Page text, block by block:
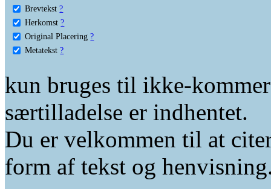
Brevtekst ?
Herkomst ?
Original Placering ?
Metatekst ?
kun bruges til ikke-
særtilladelse er indhentet.
Du er velkommen til at
form af tekst og